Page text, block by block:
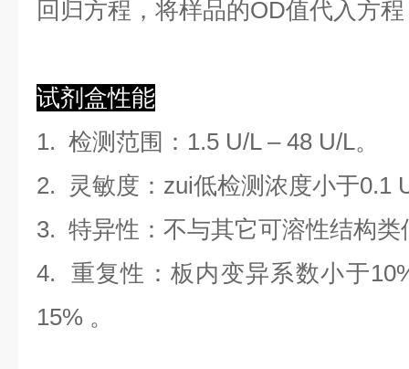
回归方程 ， 将样品的OD值代入方
试剂盒性能
1. 检测范围 ： 1.5 U/L –48 U/L。
2. 灵敏度：zui低检测浓度小于0.1
3. 特异性：不与其它可溶性结构类
4. 重复性：板内变异系数小于10
15% 。